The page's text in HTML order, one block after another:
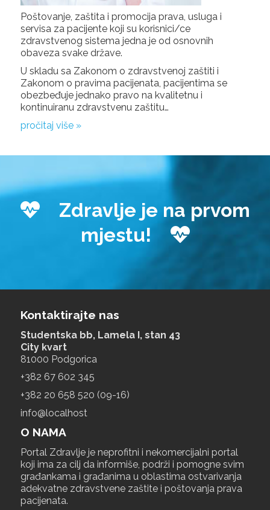
Poštovanje, zaštita i promocija prava, usluga i
servisa za pacijente koji su korisnici/ce
zdravstvenog sistema jedna je od osnovnih
obaveza svake države.
U skladu sa Zakonom o zdravstvenoj zaštiti i
Zakonom o pravima pacijenata, pacijentima se
obezbeđuje jednako pravo na kvalitetnu i
kontinuiranu zdravstvenu zaštitu…
pročitaj više »
Zdravlje je na prvom
mjestu!
Kontaktirajte nas
Studentska bb, Lamela I, stan 43
City kvart
81000 Podgorica
+‎382 67 602 345
+‎382 20 658 520 (09-16)
info@localhost
O NAMA
Portal Zdravlje je neprofitni i nekomercijalni portal
koji ima za cilj da informiše, podrži i pomogne svim
građankama i građanima u oblastima ostvarivanja
adekvatne zdravstvene zaštite i poštovanja prava
pacijenata.